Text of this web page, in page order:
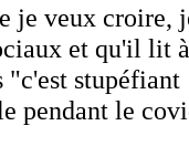
je veux croire,
et qu'il lit
"c'est
pendant le